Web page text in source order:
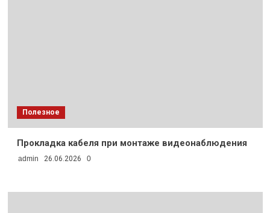
Полезное
Прокладка кабеля при монтаже видеонаблюдения
admin 26.06.2026 0